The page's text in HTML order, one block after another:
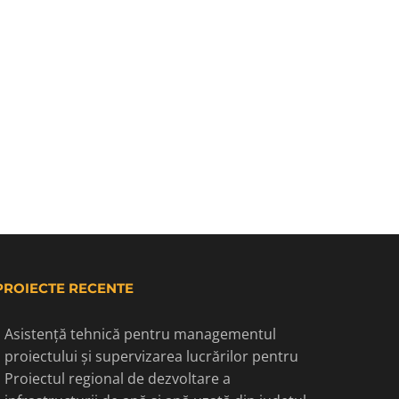
RECENTE
Asistență tehnică pentru managementul
proiectului și supervizarea lucrărilor pentru
Proiectul regional de dezvoltare a